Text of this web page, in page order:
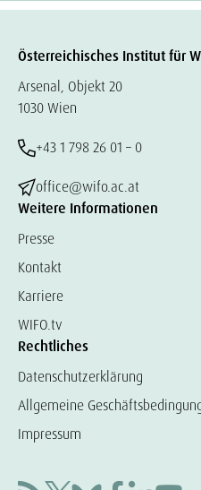
Österreichisches Institut für
Arsenal, Objekt 20
1030 Wien
+43 1 798 26 01 – 0
office@wifo.ac.at
Weitere Informationen
Presse
Kontakt
Karriere
WIFO.tv
Rechtliches
Datenschutzerklärung
Allgemeine
Impressum